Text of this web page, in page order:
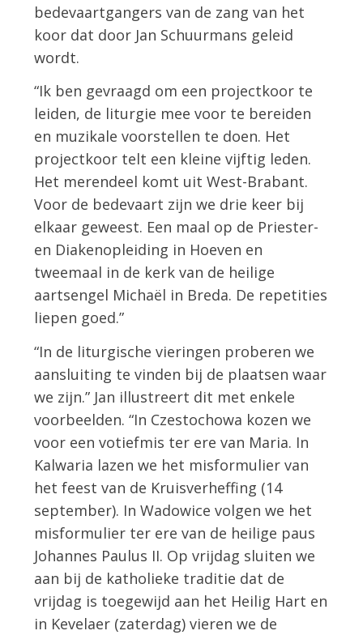
bedevaartgangers van de zang van het
koor dat door Jan Schuurmans geleid
wordt.
“Ik ben gevraagd om een projectkoor te
leiden, de liturgie mee voor te bereiden
en muzikale voorstellen te doen. Het
projectkoor telt een kleine vijftig leden.
Het merendeel komt uit West-Brabant.
Voor de bedevaart zijn we drie keer bij
elkaar geweest. Een maal op de Priester-
en Diakenopleiding in Hoeven en
tweemaal in de kerk van de heilige
aartsengel Michaël in Breda. De repetities
liepen goed.”
“In de liturgische vieringen proberen we
aansluiting te vinden bij de plaatsen waar
we zijn.” Jan illustreert dit met enkele
voorbeelden. “In Czestochowa kozen we
voor een votiefmis ter ere van Maria. In
Kalwaria lazen we het misformulier van
het feest van de Kruisverheffing (14
september). In Wadowice volgen we het
misformulier ter ere van de heilige paus
Johannes Paulus II. Op vrijdag sluiten we
aan bij de katholieke traditie dat de
vrijdag is toegewijd aan het Heilig Hart en
in Kevelaer (zaterdag) vieren we de